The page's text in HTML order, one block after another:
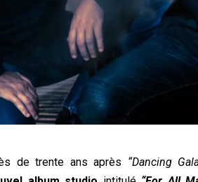
de trente ans après “Dancing